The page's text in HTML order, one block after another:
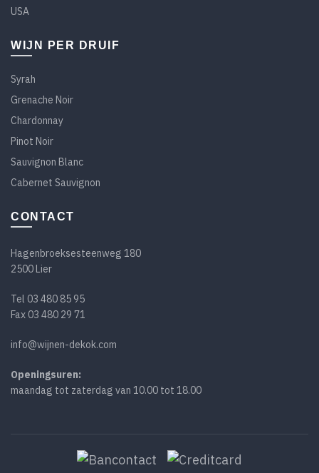
USA
WIJN PER DRUIF
Syrah
Grenache Noir
Chardonnay
Pinot Noir
Sauvignon Blanc
Cabernet Sauvignon
CONTACT
Hagenbroeksesteenweg 180
2500 Lier
Tel 03 480 85 95
Fax 03 480 29 71
info@wijnen-dekok.com
Openingsuren:
maandag tot zaterdag van 10.00 tot 18.00